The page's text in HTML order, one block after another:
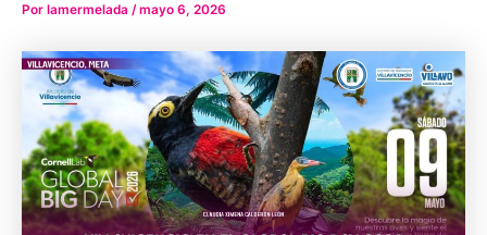
Por lamermelada /mayo 6, 2026